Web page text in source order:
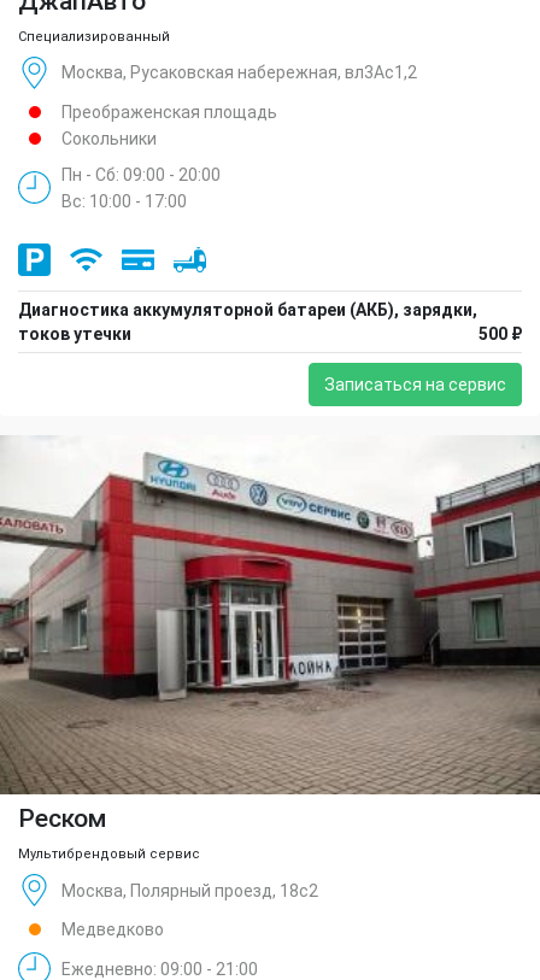
Специализированный
Москва, Русаковская набережная, вл3Ас1,2
Преображенская площадь
Сокольники
Пн - Сб: 09:00 - 20:00
Вс: 10:00 - 17:00
Диагностика аккумуляторной батареи (АКБ), зарядки,
токов утечки
500 ₽
Записаться на сервис
Реском
Мультибрендовый сервис
Москва, Полярный проезд, 18с2
Медведково
Ежедневно: 09:00 - 21:00